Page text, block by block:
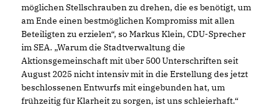
möglichen Stellschrauben zu drehen, die es benötigt, um
am Ende einen bestmöglichen Kompromiss mit allen
Beteiligten zu erzielen“, so Markus Klein, CDU-Sprecher
im SEA. „Warum die Stadtverwaltung die
Aktionsgemeinschaft mit über 500 Unterschriften seit
August 2025 nicht intensiv mit in die Erstellung des jetzt
beschlossenen Entwurfs mit eingebunden hat, um
frühzeitig für Klarheit zu sorgen, ist uns schleierhaft.“